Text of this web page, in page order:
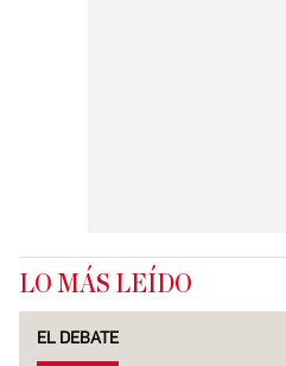
LO MÁS LEÍDO
EL DEBATE